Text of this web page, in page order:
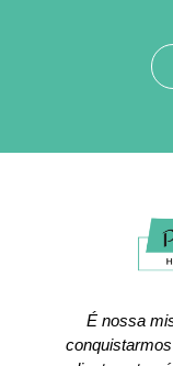
É nossa